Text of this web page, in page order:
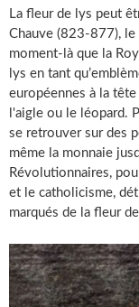
La fleur de lys peut
Chauve (823-877),
moment-là que la
lys en tant
européennes à la
l'aigle ou le léopard.
se retrouver sur des
même la monnaie
Révolutionnaires,
et le catholicisme,
marqués de la fleur